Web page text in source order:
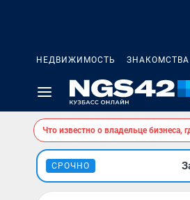
НЕДВИЖИМОСТЬ ЗНАКОМСТВА
Что известно о владельце бизнеса,
СРОЧНО